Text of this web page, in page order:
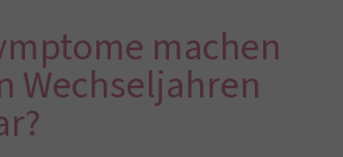
machen
Wechseljahren